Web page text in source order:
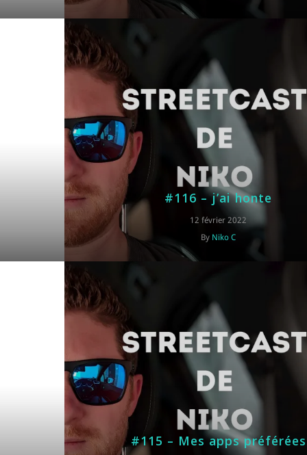
#116 – j’ai honte
12 février 2022
By Niko C
#115 – Mes apps préférées